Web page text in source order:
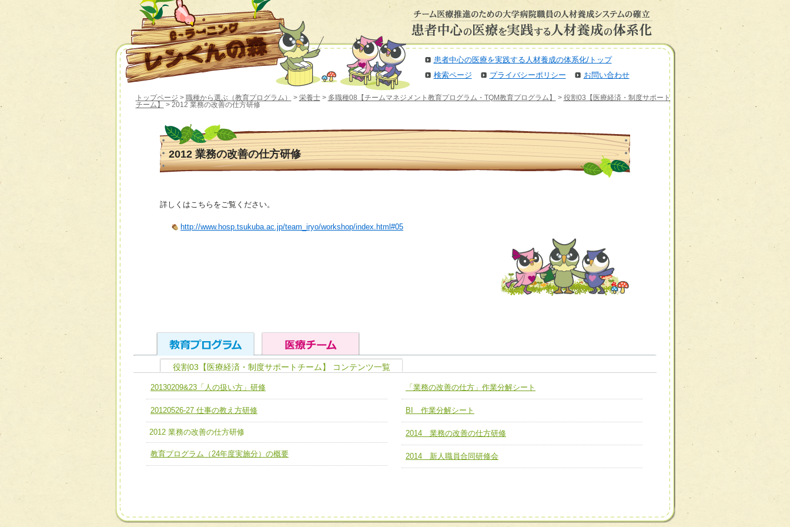
患者中心の医療を実践する人材養成の体系化/トップ
検索ページ
プライバシーポリシー お問い合わせ
トップページ > 職種から選ぶ（教育プログラム） > 栄養士> 多職種08【チームマネジメント教育プログラム・TQM教育プログラム】 > 役割03【医療経済・制度サポート
チーム】
> 2012 業務の改善の仕方研修
2012 業務の改善の仕方研修
詳しくはこちらをご覧ください。
http://www.hosp.tsukuba.ac.jp/team_iryo/workshop/index.html#05
ユニット１ 医療人としての基礎能力
全人的医療を実践する医療人として、必要な基礎能力を身につ
ける
ユニット２ チーム医療構成力
ユニット３ 多職種連携力
ユニット４ 専門能力拡大・向上
各職種のスキルを拡大・向上させ、新たな可能性を広げる
人材養成のためのマネジメントおよび効果的な指導ができる
チーム01【病院内横断的問題解決チーム】
チーム02【地域医療連携推進による高度医療を必要とする在
宅患者等支援チーム】
チーム03【癌患者服薬サポートチーム】
チーム06【外来化学療法チーム】
チーム14【苦情・クレーム・暴力対応支援チーム】
チーム15【人材養成エキスパートチーム】
役割03【医療経済・制度サポートチーム】 コンテンツ一覧
20130209&23「人の扱い方」研修
20120526-27 仕事の教え方研修
2012 業務の改善の仕方研修
教育プログラム（24年度実施分）の概要
「業務の改善の仕方」作業分解シート
BI 作業分解シート
2014 業務の改善の仕方研修
2014 新人職員合同研修会